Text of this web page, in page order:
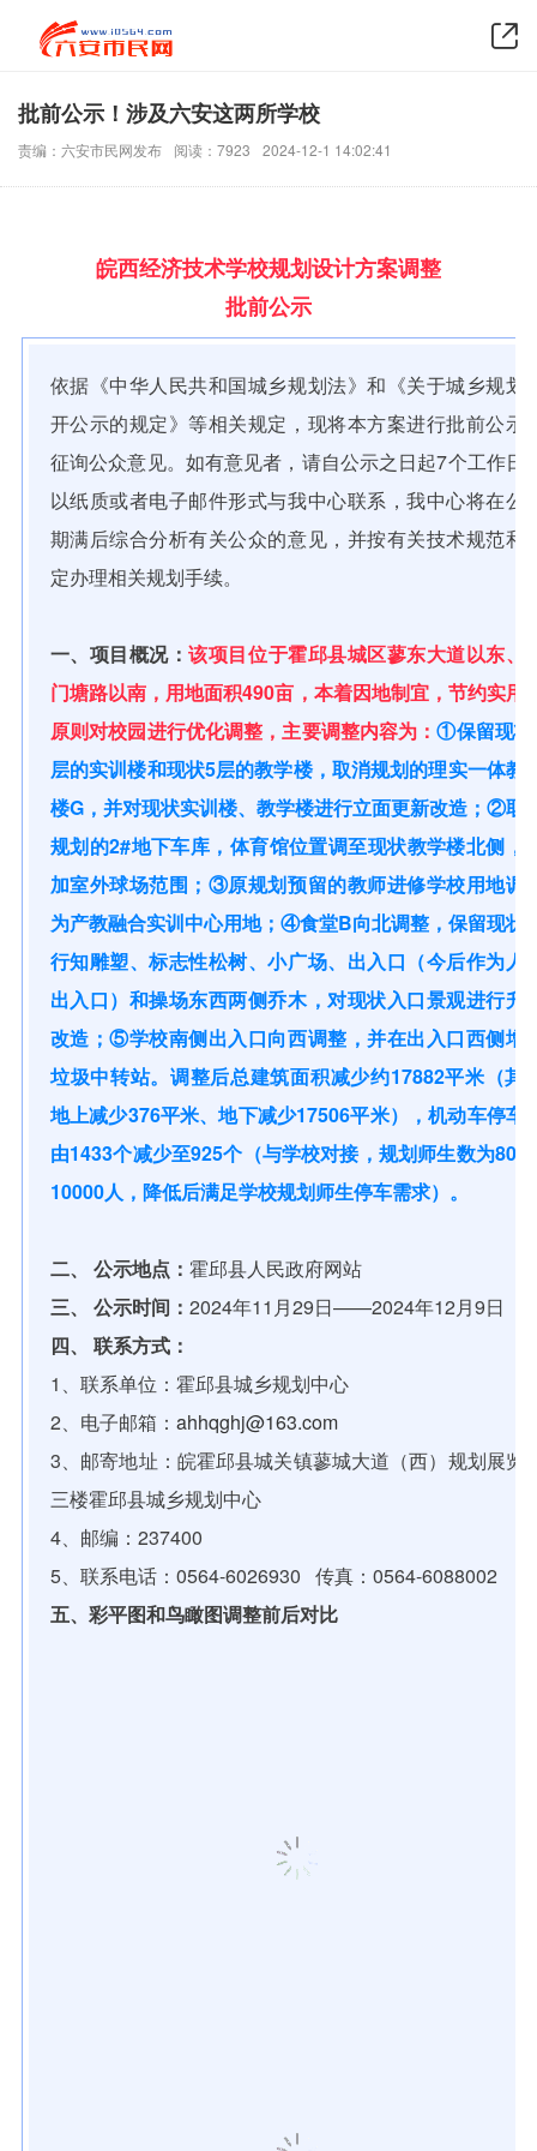
批前公示！涉及六安这两所学校
责编：六安市民网发布 阅读：7923 2024-12-1 14:02:41
皖西经济技术学校规划设计方案调整
批前公示
依据《中华人民共和国城乡规划法》和《关于城乡规划
开公示的规定》等相关规定，现将本方案进行批前公示
征询公众意见。如有意见者，请自公示之日起7个工作日
以纸质或者电子邮件形式与我中心联系，我中心将在公
期满后综合分析有关公众的意见，并按有关技术规范和
定办理相关规划手续。
一、项目概况：该项目位于霍邱县城区蓼东大道以东、
门塘路以南，用地面积490亩，本着因地制宜，节约实用
原则对校园进行优化调整，主要调整内容为：①保留现
层的实训楼和现状5层的教学楼，取消规划的理实一体教
楼G，并对现状实训楼、教学楼进行立面更新改造；②取
规划的2#地下车库，体育馆位置调至现状教学楼北侧，
加室外球场范围；③原规划预留的教师进修学校用地调
为产教融合实训中心用地；④食堂B向北调整，保留现状
行知雕塑、标志性松树、小广场、出入口（今后作为人
出入口）和操场东西两侧乔木，对现状入口景观进行升
改造；⑤学校南侧出入口向西调整，并在出入口西侧增
垃圾中转站。调整后总建筑面积减少约17882平米（其
地上减少376平米、地下减少17506平米），机动车停车
由1433个减少至925个（与学校对接，规划师生数为
10000人，降低后满足学校规划师生停车需求）。
二、 公示地点： 霍邱县人民政府网站
三、 公示时间： 2024年11月29日——2024年12月9日
四、 联系方式：
1、联系单位：霍邱县城乡规划中心
2、电子邮箱： ahhqghj@163.com
3、邮寄地址：皖霍邱县城关镇蓼城大道（西）规划展览
三楼霍邱县城乡规划中心
4、邮编：237400
5、联系电话：0564-6026930 传真：0564-6088002
五、彩平图和鸟瞰图调整前后对比